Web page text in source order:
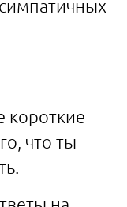
короткие
что ты